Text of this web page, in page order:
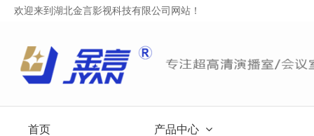
欢迎来到湖北金言影视科技有限公司网站！
首页 产品中心